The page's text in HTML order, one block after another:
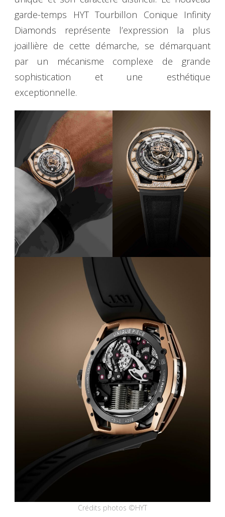
garde-temps HYT Tourbillon Conique Infinity
Diamonds représente l’expression la plus
joaillière de cette démarche, se démarquant
par un mécanisme complexe de grande
sophistication et une esthétique
exceptionnelle.
Crédits photos ©HYT